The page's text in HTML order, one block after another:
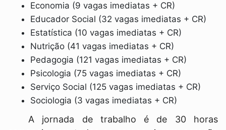
Economia (9 vagas imediatas + CR)
Educador Social (32 vagas imediatas + CR)
Estatística (10 vagas imediatas + CR)
Nutrição (41 vagas imediatas + CR)
Pedagogia (121 vagas imediatas + CR)
Psicologia (75 vagas imediatas + CR)
Serviço Social (125 vagas imediatas + CR)
Sociologia (3 vagas imediatas + CR)
A jornada de trabalho é de 30 horas